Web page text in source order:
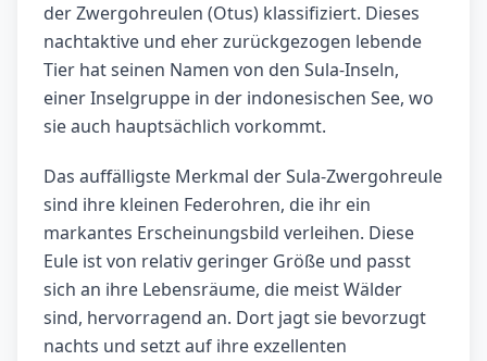
der Zwergohreulen (Otus) klassifiziert. Dieses
nachtaktive und eher zurückgezogen lebende
Tier hat seinen Namen von den Sula-Inseln,
einer Inselgruppe in der indonesischen See, wo
sie auch hauptsächlich vorkommt.
Das auffälligste Merkmal der Sula-Zwergohreule
sind ihre kleinen Federohren, die ihr ein
markantes Erscheinungsbild verleihen. Diese
Eule ist von relativ geringer Größe und passt
sich an ihre Lebensräume, die meist Wälder
sind, hervorragend an. Dort jagt sie bevorzugt
nachts und setzt auf ihre exzellenten